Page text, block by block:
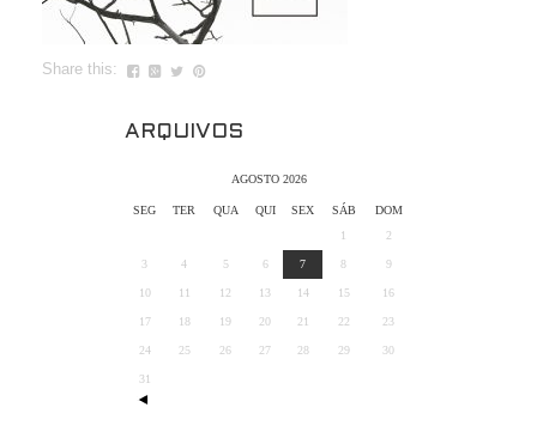
Share this:
ARQUIVOS
AGOSTO 2026
SEG TER QUA QUI SEX SÁB
DOM
1
2
3 4 5 6 7 8 9
10 11 12 13 14 15 16
17 18 19 20 21 22 23
24 25 26 27 28 29 30
31